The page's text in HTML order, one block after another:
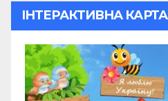
ІНТЕРАКТИВНА КАРТА